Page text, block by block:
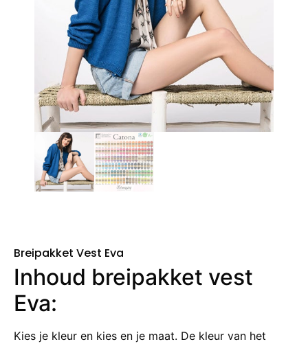
Breipakket Vest Eva
Inhoud breipakket vest
Eva:
Kies je kleur en kies en je maat. De kleur van het